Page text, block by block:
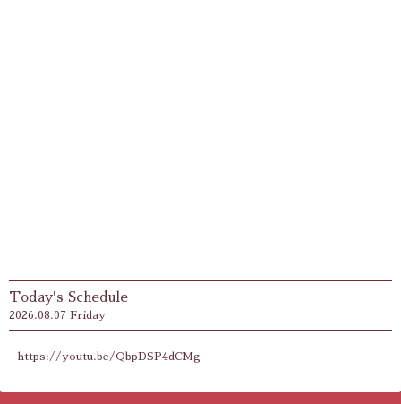
Today's Schedule
2026.08.07 Friday
https://youtu.be/QbpDSP4dCMg